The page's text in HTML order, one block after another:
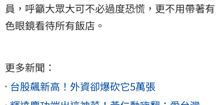
員，呼籲大眾大可不必過度恐慌，更不用帶著有
色眼鏡看待所有飯店。
更多新聞：
台股飆新高！外資卻爆砍它5萬張